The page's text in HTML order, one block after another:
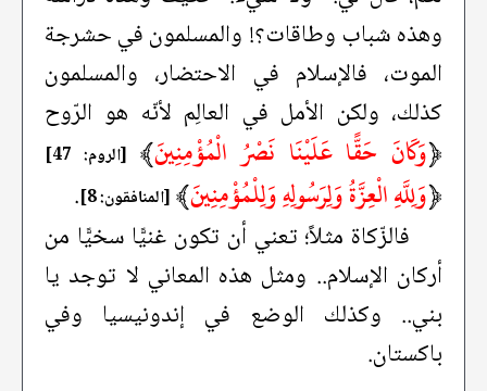
وهذه شباب وطاقات؟! والمسلمون في حشرجة
الموت، فالإسلام في الاحتضار، والمسلمون
كذلك، ولكن الأمل في العالِم لأنّه هو الرّوح
﴿وَكَانَ حَقًّا عَلَيْنَا نَصْرُ الْمُؤْمِنِينَ﴾ [الروم: 47]
﴿وَلِلَّهِ الْعِزَّةُ وَلِرَسُولِهِ وَلِلْمُؤْمِنِينَ﴾ [المنافقون: 8]
.
فالزّكاة مثلاً؛ تعني أن تكون غنيًّا سخيًّا من
أركان الإسلام.. ومثل هذه المعاني لا توجد يا
بني.. وكذلك الوضع في إندونيسيا وفي
باكستان.